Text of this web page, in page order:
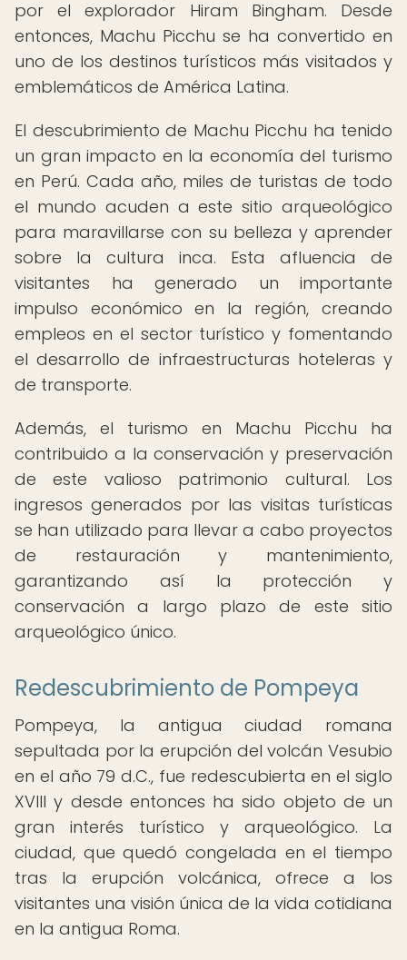
por el explorador Hiram Bingham. Desde
entonces, Machu Picchu se ha convertido en
uno de los destinos turísticos más visitados y
emblemáticos de América Latina.
El descubrimiento de Machu Picchu ha tenido
un gran impacto en la economía del turismo
en Perú. Cada año, miles de turistas de todo
el mundo acuden a este sitio arqueológico
para maravillarse con su belleza y aprender
sobre la cultura inca. Esta afluencia de
visitantes ha generado un importante
impulso económico en la región, creando
empleos en el sector turístico y fomentando
el desarrollo de infraestructuras hoteleras y
de transporte.
Además, el turismo en Machu Picchu ha
contribuido a la conservación y preservación
de este valioso patrimonio cultural. Los
ingresos generados por las visitas turísticas
se han utilizado para llevar a cabo proyectos
de restauración y mantenimiento,
garantizando así la protección y
conservación a largo plazo de este sitio
arqueológico único.
Redescubrimiento de Pompeya
Pompeya, la antigua ciudad romana
sepultada por la erupción del volcán Vesubio
en el año 79 d.C., fue redescubierta en el siglo
XVIII y desde entonces ha sido objeto de un
gran interés turístico y arqueológico. La
ciudad, que quedó congelada en el tiempo
tras la erupción volcánica, ofrece a los
visitantes una visión única de la vida cotidiana
en la antigua Roma.